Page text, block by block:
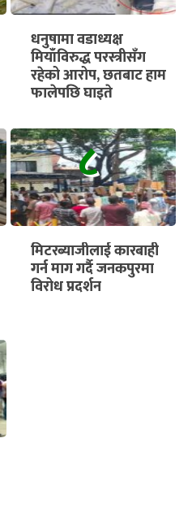
धनुषामा वडाध्यक्ष
मियाँविरुद्ध परस्त्रीसँग
रहेको आरोप, छतबाट हाम
फालेपछि घाइते
८
मिटरब्याजीलाई कारबाही
गर्न माग गर्दै जनकपुरमा
विरोध प्रदर्शन